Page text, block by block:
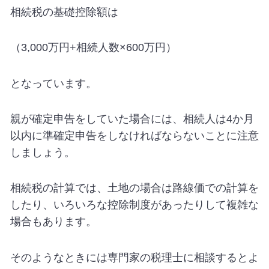
相続税の基礎控除額は
（3,000万円+相続人数×600万円）
となっています。
親が確定申告をしていた場合には、相続人は4か月
以内に準確定申告をしなければならないことに注意
しましょう。
相続税の計算では、土地の場合は路線価での計算を
したり、いろいろな控除制度があったりして複雑な
場合もあります。
そのようなときには専門家の税理士に相談するとよ